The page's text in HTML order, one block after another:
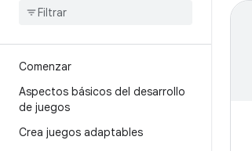
Comenzar
Aspectos básicos del desarrollo
de juegos
Crea juegos adaptables